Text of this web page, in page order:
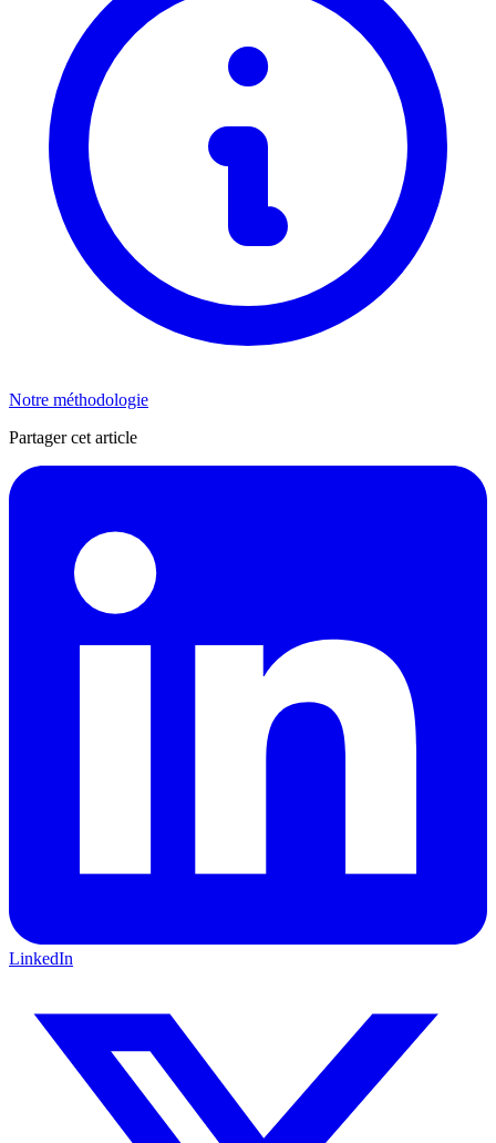
Notre méthodologie
Partager cet article
LinkedIn